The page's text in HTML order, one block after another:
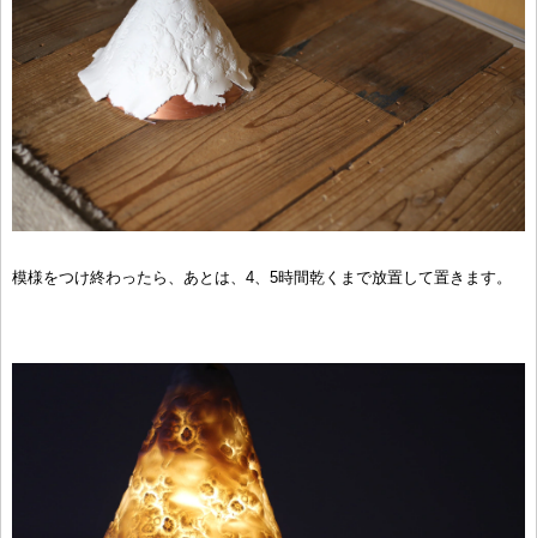
模様をつけ終わったら、あとは、4、5時間乾くまで放置して置きます。